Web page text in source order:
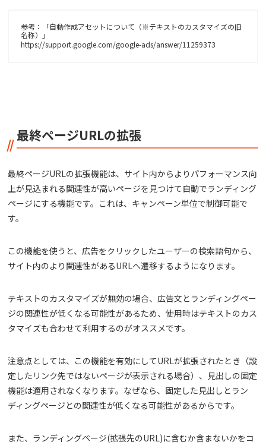
参考：「自動作成アセットについて（※テキストのカスタマイズの旧
名称）」
https://support.google.com/google-ads/answer/11259373
最終ページURLの拡張
最終ページURLの拡張機能は、サイト内からよりパフォーマンス向
上が見込まれる関連性が高いページを見つけて自動でランディング
ページにする機能です。これは、キャンペーン単位で制御可能で
す。
この機能を使うと、広告をクリックしたユーザーの検索語句から、
サイト内のより関連性があるURLへ遷移するようになります。
テキストのカスタマイズが無効の場合、広告文とランディングペー
ジの関連性が低くなる可能性があるため、使用時はテキストのカス
タマイズも合わせて利用するのがオススメです。
注意点としては、この機能を有効にしてURLが拡張されたとき（設
定したリンク先ではないページが表示される場合）、見出しの固定
機能は適用されなくなります。なぜなら、固定した見出しとラン
ディングページとの関連性が低くなる可能性があるからです。
また、ランディングページ(拡張先のURL)に含むか含まないかをコ